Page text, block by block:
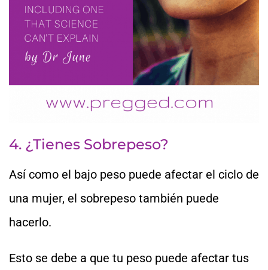
4. ¿Tienes Sobrepeso?
Así como el bajo peso puede afectar el ciclo de
una mujer, el sobrepeso también puede
hacerlo.
Esto se debe a que tu peso puede afectar tus